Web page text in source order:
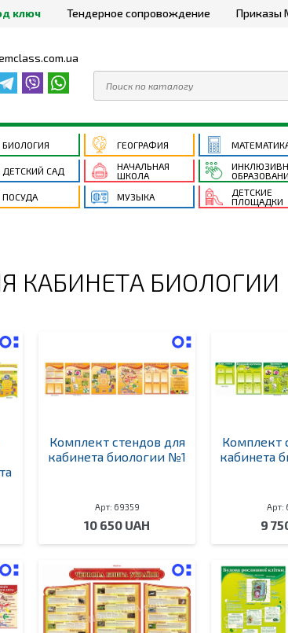
ключ Тендерное сопровождение Приказы
БИОЛОГИЯ ГЕОГРАФИЯ
ДЕТСКИЙ САД
НАЧАЛЬНАЯ
ШКОЛА
ПОСУДА МУЗЫКА
ДЕТСКИЕ
ПЛОЩАДКИ
КАБИНЕТА БИОЛОГИИ
Комплект стендов для
кабинета биологии №1
Арт: 69359
10 650 UAH
Комплект
кабинета
Арт:
9